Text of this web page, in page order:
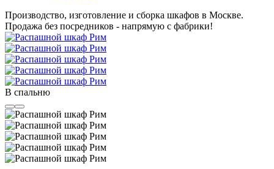
Производство, изготовление и сборка шкафов в Москве.
Продажа без посредников - напрямую с фабрики!
В спальню